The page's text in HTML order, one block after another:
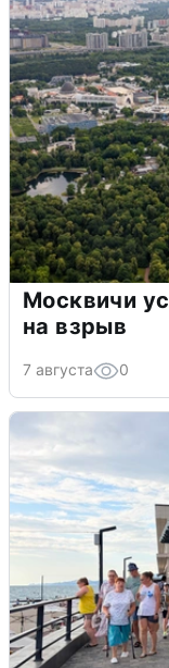
Москвичи
на взрыв
7 августа 0